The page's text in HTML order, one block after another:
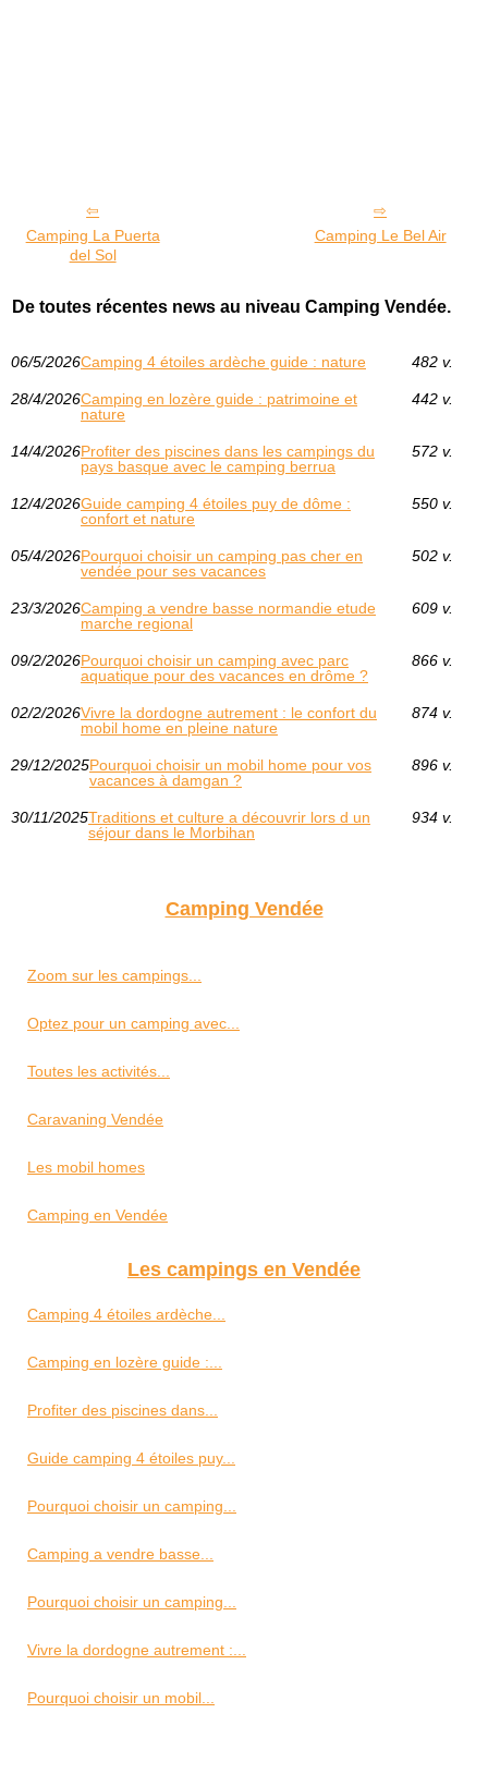
Camping La Puerta
del Sol
Camping Le Bel Air
De toutes récentes news au niveau Camping Vendée.
06/5/2026Camping 4 étoiles ardèche guide : nature 482 v.
28/4/2026Camping en lozère guide : patrimoine et
nature
442 v.
14/4/2026Profiter des piscines dans les campings du
pays basque avec le camping berrua
572 v.
12/4/2026Guide camping 4 étoiles puy de dôme :
confort et nature
550 v.
05/4/2026Pourquoi choisir un camping pas cher en
vendée pour ses vacances
502 v.
23/3/2026Camping a vendre basse normandie etude
marche regional
609 v.
09/2/2026Pourquoi choisir un camping avec parc
aquatique pour des vacances en drôme ?
866 v.
02/2/2026Vivre la dordogne autrement : le confort du
mobil home en pleine nature
874 v.
29/12/2025Pourquoi choisir un mobil home pour vos
vacances à damgan ?
896 v.
30/11/2025Traditions et culture a découvrir lors d un
séjour dans le Morbihan
934 v.
Camping Vendée
Zoom sur les campings...
Optez pour un camping avec...
Toutes les activités...
Caravaning Vendée
Les mobil homes
Camping en Vendée
Les campings en Vendée
Camping 4 étoiles ardèche...
Camping en lozère guide :...
Profiter des piscines dans...
Guide camping 4 étoiles puy...
Pourquoi choisir un camping...
Camping a vendre basse...
Pourquoi choisir un camping...
Vivre la dordogne autrement :...
Pourquoi choisir un mobil...